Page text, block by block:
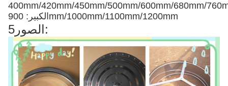
400mm/420mm/450mm/500mm/600mm/680mm/
الكبير: 900mm/1000mm/1100mm/1200mm
5الصور: